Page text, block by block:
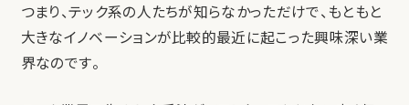
つまり、テック系の人たちが知らなかっただけで、もともと
大きなイノベーションが比較的最近に起こった興味深い業
界なのです。